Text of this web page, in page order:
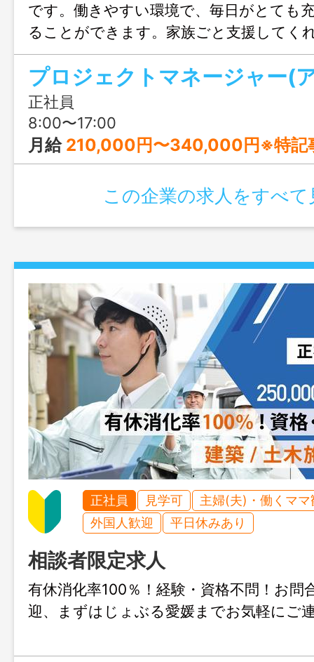
です。働きやすい環境で、毎日がとても
ることができます。家族ごと支援してく
のもとで働いてみませんか？
正社員
8:00〜17:00
月給 210,000円〜340,000円※特記事
この企業の求人をすべて
正社員 見学可
主婦(夫)・働くママ
外国人歓迎
平日休みあり
相談者限定求人
有休消化率100％！経験・資格不問！お問
迎、まずはじょぶる愛媛までお気軽にご